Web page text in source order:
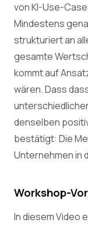
von KI-Use-
Mindestens
strukturiert an
gesamte
kommt auf
wären. Dass
denselben
bestätigt: Die
Unternehmen in
Workshop-
In diesem Video